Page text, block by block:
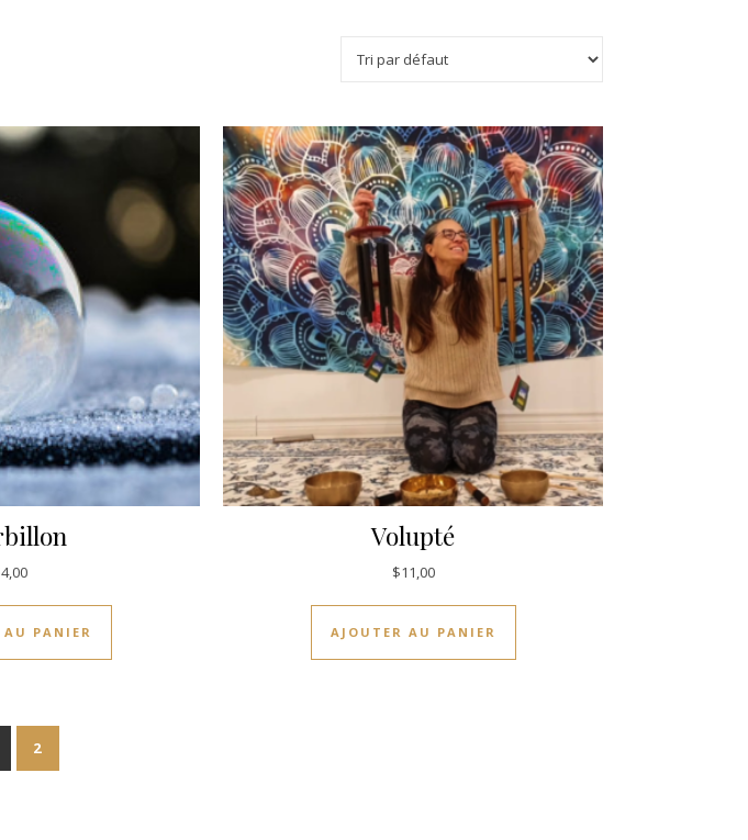
4,00
AU PANIER
Volupté
$11,00
AJOUTER AU PANIER
2